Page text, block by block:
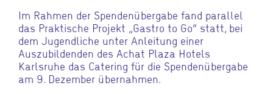
Im Rahmen der Spendenübergabe fand parallel
das Praktische Projekt „Gastro to Go“ statt, bei
dem Jugendliche unter Anleitung einer
Auszubildenden des Achat Plaza Hotels
Karlsruhe das Catering für die Spendenübergabe
am 9. Dezember übernahmen.